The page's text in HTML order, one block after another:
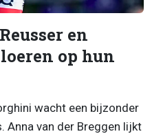
en
op hun
wacht een bijzonder
Anna van der Breggen lijkt